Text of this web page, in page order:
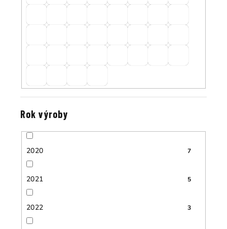
Rok výroby
2020 7
2021 5
2022 3